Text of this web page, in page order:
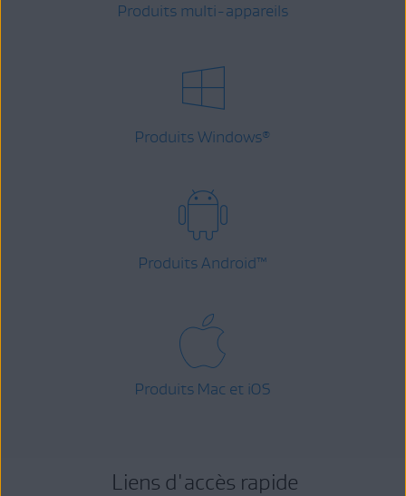
Produits multi-appareils
Produits Windows®
Produits Android™
Produits Mac et iOS
Liens d'accès rapide